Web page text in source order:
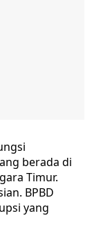
berada di
Timur.
BPBD
yang